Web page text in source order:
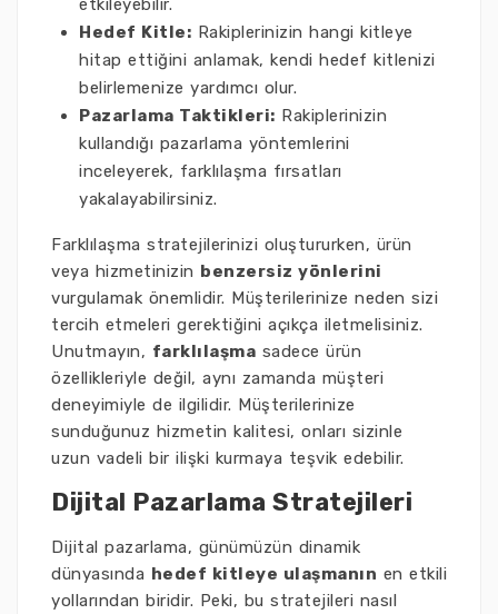
etkileyebilir.
Hedef Kitle: Rakiplerinizin hangi kitleye
hitap ettiğini anlamak, kendi hedef kitlenizi
belirlemenize yardımcı olur.
Pazarlama Taktikleri: Rakiplerinizin
kullandığı pazarlama yöntemlerini
inceleyerek, farklılaşma fırsatları
yakalayabilirsiniz.
Farklılaşma stratejilerinizi oluştururken, ürün
veya hizmetinizin benzersiz yönlerini
vurgulamak önemlidir. Müşterilerinize neden sizi
tercih etmeleri gerektiğini açıkça iletmelisiniz.
Unutmayın, farklılaşma sadece ürün
özellikleriyle değil, aynı zamanda müşteri
deneyimiyle de ilgilidir. Müşterilerinize
sunduğunuz hizmetin kalitesi, onları sizinle
uzun vadeli bir ilişki kurmaya teşvik edebilir.
Dijital Pazarlama Stratejileri
Dijital pazarlama, günümüzün dinamik
dünyasında hedef kitleye ulaşmanın en etkili
yollarından biridir. Peki, bu stratejileri nasıl